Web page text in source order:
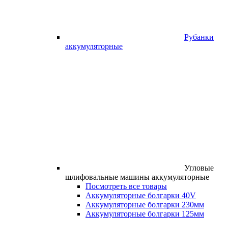
Рубанки
аккумуляторные
Угловые
шлифовальные машины аккумуляторные
Посмотреть все товары
Аккумуляторные болгарки 40V
Аккумуляторные болгарки 230мм
Аккумуляторные болгарки 125мм